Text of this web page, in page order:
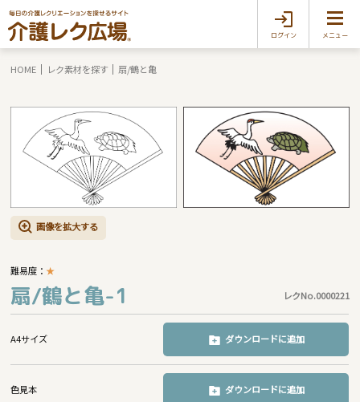
ログイン メニュー
HOME レク素材を探す 扇/鶴と亀
画像を拡大する
難易度：★
扇/鶴と亀-1 レクNo.0000221
A4サイズ ダウンロードに追加
色見本 ダウンロードに追加